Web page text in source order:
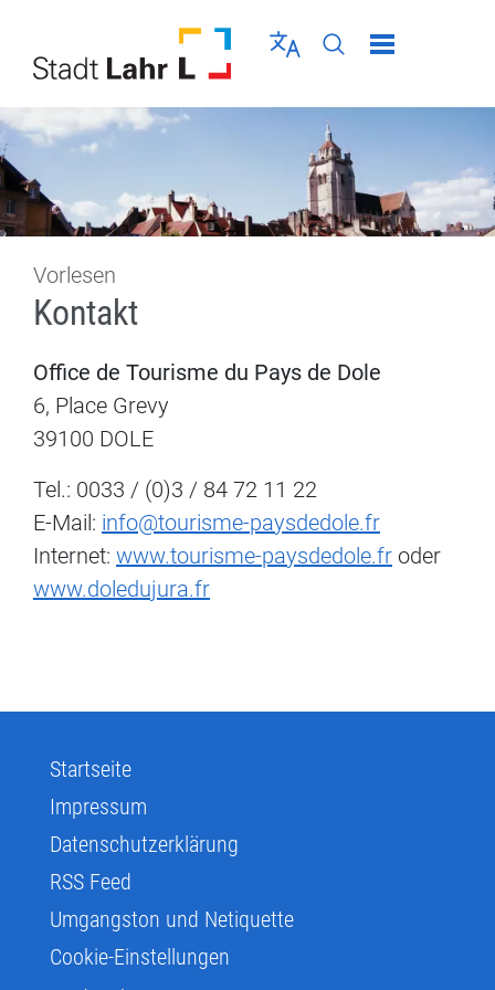
Sprache wählen
Seiten-Suche
Menü schließen
Vorlesen
Kontakt
Office de Tourisme du Pays de Dole
6, Place Grevy
39100 DOLE
Tel.: 0033 / (0)3 / 84 72 11 22
E-Mail: info@tourisme-paysdedole.fr
Internet: www.tourisme-paysdedole.fr oder
www.doledujura.fr
Startseite
Impressum
Datenschutzerklärung
RSS Feed
Umgangston und Netiquette
Cookie-Einstellungen